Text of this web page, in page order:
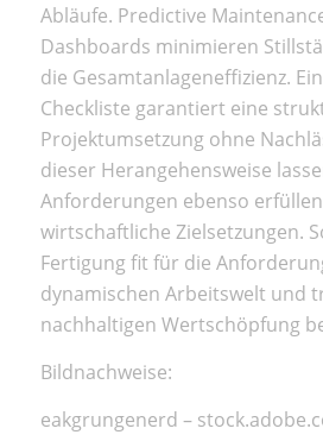
Abläufe. Predictive
Dashboards minimieren
die Gesamtanlageneffizienz.
Checkliste garantiert eine
Projektumsetzung ohne
dieser Herangehensweise
Anforderungen ebenso
wirtschaftliche Zielsetzungen.
Fertigung fit für die
dynamischen Arbeitswelt und
nachhaltigen Wertschöpfung
Bildnachweise:
eakgrungenerd –